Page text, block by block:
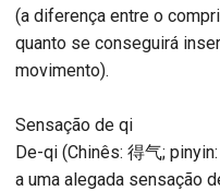
(a diferença entre o
quanto se conseguirá
movimento).
Sensação de qi
De-qi (Chinês: 得气;
a uma alegada sensação